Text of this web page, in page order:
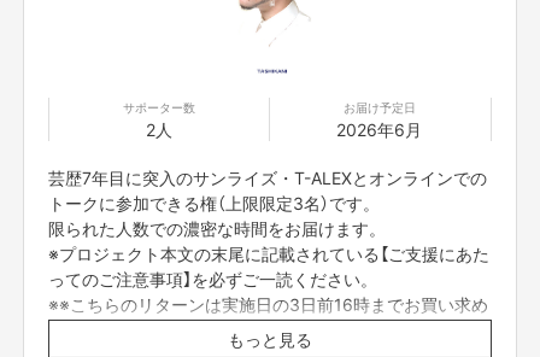
サポーター数
2人
お届け予定日
2026年6月
芸歴7年目に突入のサンライズ・T-ALEXとオンラインでの
トークに参加できる権（上限限定3名）です。
限られた人数での濃密な時間をお届けます。
※プロジェクト本文の末尾に記載されている【ご支援にあた
ってのご注意事項】を必ずご一読ください。
※※こちらのリターンは実施日の3日前16時までお買い求め
頂けます。)
もっと見る